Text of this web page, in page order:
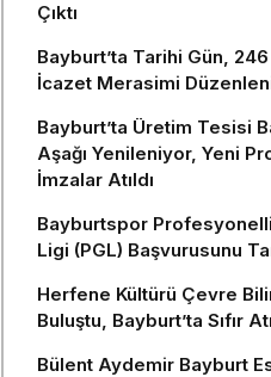
Çıktı
Bayburt’ta Tarihi Gün, 246
İcazet Merasimi
Bayburt’ta Üretim Tesisi
Aşağı Yenileniyor, Yeni
İmzalar Atıldı
Bayburtspor
Ligi (PGL) Başvurusunu
Herfene Kültürü Çevre
Buluştu, Bayburt’ta Sıfır
Bülent Aydemir Bayburt